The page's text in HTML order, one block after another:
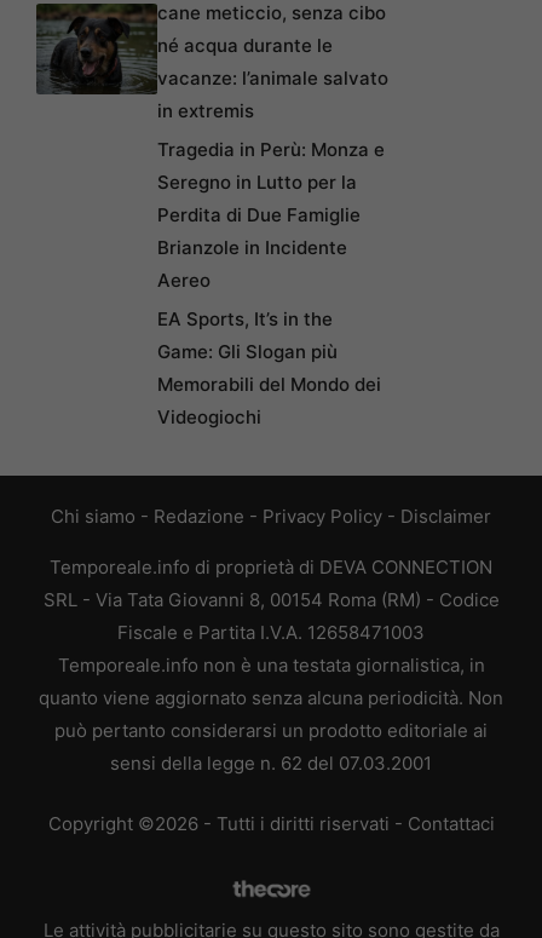
cane meticcio, senza cibo
né acqua durante le
vacanze: l’animale salvato
in extremis
Tragedia in Perù: Monza e
Seregno in Lutto per la
Perdita di Due Famiglie
Brianzole in Incidente
Aereo
EA Sports, It’s in the
Game: Gli Slogan più
Memorabili del Mondo dei
Videogiochi
Chi siamo - Redazione - Privacy Policy - Disclaimer
Temporeale.info di proprietà di DEVA CONNECTION
SRL - Via Tata Giovanni 8, 00154 Roma (RM) - Codice
Fiscale e Partita I.V.A. 12658471003
Temporeale.info non è una testata giornalistica, in
quanto viene aggiornato senza alcuna periodicità. Non
può pertanto considerarsi un prodotto editoriale ai
sensi della legge n. 62 del 07.03.2001
Copyright ©2026 - Tutti i diritti riservati - Contattaci
Le attività pubblicitarie su questo sito sono gestite da